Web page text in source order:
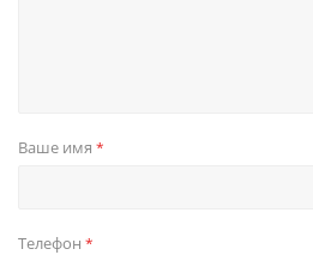
Ваше имя *
Телефон *